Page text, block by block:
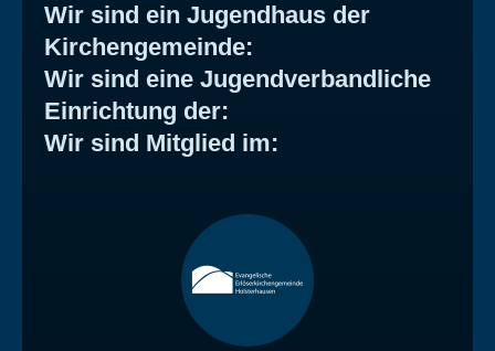
Wir sind ein Jugendhaus der
Kirchengemeinde:
Wir sind eine Jugendverbandliche
Einrichtung der:
Wir sind Mitglied im: